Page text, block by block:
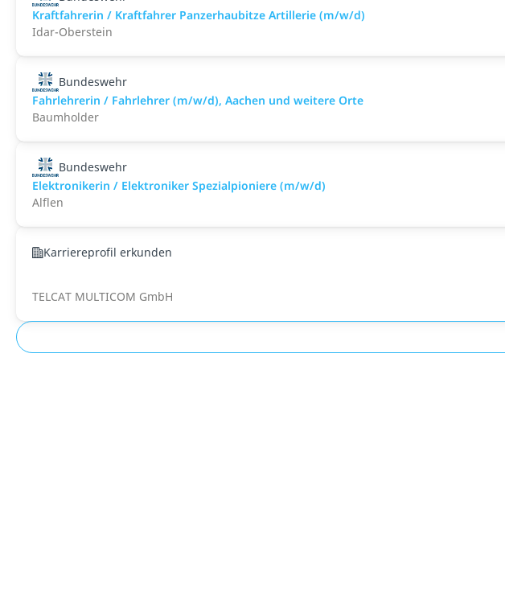
Kraftfahrerin / Kraftfahrer Panzerhaubitze Artillerie (m/w/d)
Idar-Oberstein
Bundeswehr
Fahrlehrerin / Fahrlehrer (m/w/d), Aachen und weitere Orte
Baumholder
Bundeswehr
Elektronikerin / Elektroniker Spezialpioniere (m/w/d)
Alflen
Karriereprofil erkunden
TELCAT MULTICOM GmbH